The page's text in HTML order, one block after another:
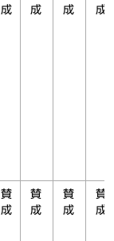
成
成
成
成
賛
成
賛
成
賛
成
賛
成